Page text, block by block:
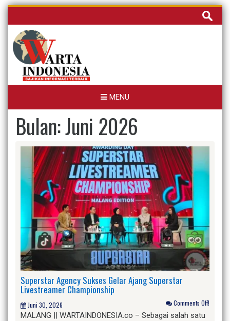
Skip
content
Cari
untuk:
MENU
Bulan:Juni 2026
Superstar Agency Sukses Gelar Ajang Superstar
Livestreamer Championship
Juni 30, 2026 Comments Off!
MALANG || WARTAINDONESIA.co – Sebagai salah satu